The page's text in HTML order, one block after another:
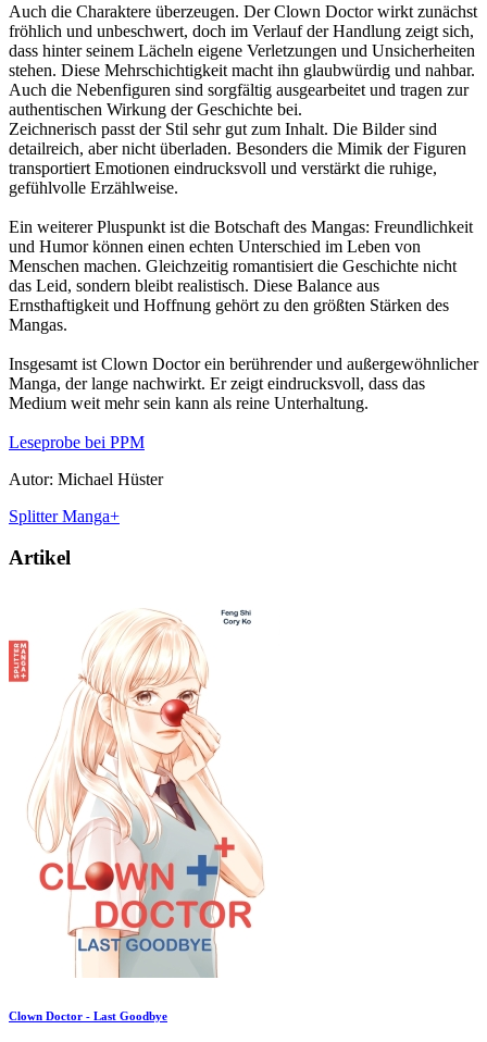
Auch die Charaktere überzeugen. Der Clown Doctor wirkt zunächst
fröhlich und unbeschwert, doch im Verlauf der Handlung zeigt sich,
dass hinter seinem Lächeln eigene Verletzungen und Unsicherheiten
stehen. Diese Mehrschichtigkeit macht ihn glaubwürdig und nahbar.
Auch die Nebenfiguren sind sorgfältig ausgearbeitet und tragen zur
authentischen Wirkung der Geschichte bei.
Zeichnerisch passt der Stil sehr gut zum Inhalt. Die Bilder sind
detailreich, aber nicht überladen. Besonders die Mimik der Figuren
transportiert Emotionen eindrucksvoll und verstärkt die ruhige,
gefühlvolle Erzählweise.
Ein weiterer Pluspunkt ist die Botschaft des Mangas: Freundlichkeit
und Humor können einen echten Unterschied im Leben von
Menschen machen. Gleichzeitig romantisiert die Geschichte nicht
das Leid, sondern bleibt realistisch. Diese Balance aus
Ernsthaftigkeit und Hoffnung gehört zu den größten Stärken des
Mangas.
Insgesamt ist Clown Doctor ein berührender und außergewöhnlicher
Manga, der lange nachwirkt. Er zeigt eindrucksvoll, dass das
Medium weit mehr sein kann als reine Unterhaltung.
Leseprobe bei PPM
Autor: Michael Hüster
Splitter Manga+
Artikel
Clown Doctor - Last Goodbye